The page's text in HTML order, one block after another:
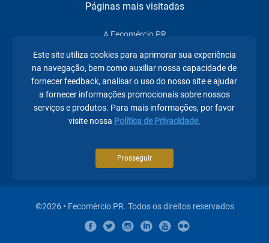
Páginas mais visitadas
A Fecomércio PR
Sindicatos
Institucional
Atuação
Eventos
©2026 • Fecomércio PR. Todos os direitos reservados
Este site utiliza cookies para aprimorar sua experiência
na navegação, bem como auxiliar nossa capacidade de
fornecer feedback, analisar o uso do nosso site e ajudar
a fornecer informações promocionais sobre nossos
serviços e produtos. Para mais informações, por favor
visite nossa Política de Privacidade.
Prosseguir